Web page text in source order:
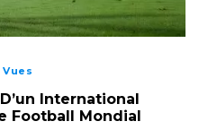
Vues
International
Football Mondial